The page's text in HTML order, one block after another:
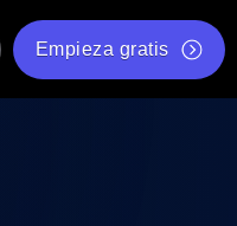
Empieza gratis